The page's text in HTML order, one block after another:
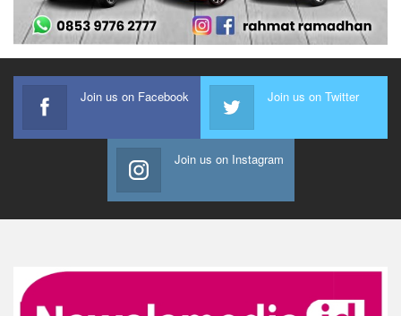
Join us on Facebook Join us on Twitter
Join us on Instagram